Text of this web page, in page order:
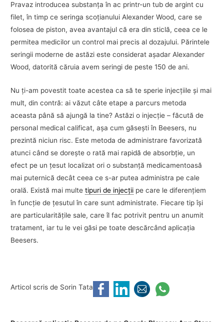
Pravaz introducea substanţa în ac printr-un tub de argint cu
filet, în timp ce seringa scoţianului Alexander Wood, care se
folosea de piston, avea avantajul că era din sticlă, ceea ce le
permitea medicilor un control mai precis al dozajului. Părintele
seringii moderne de astăzi este considerat aşadar Alexander
Wood, datorită căruia avem seringi de peste 150 de ani.
Nu ţi-am povestit toate acestea ca să te sperie injecţiile şi mai
mult, din contră: ai văzut câte etape a parcurs metoda
aceasta până să ajungă la tine? Astăzi o injecţie – făcută de
personal medical calificat, aşa cum găseşti în Beesers, nu
prezintă niciun risc. Este metoda de administrare favorizată
atunci când se doreşte o rată mai rapidă de absorbţie, un
efect pe un ţesut localizat ori o substanţă medicamentoasă
mai puternică decât ceea ce s-ar putea administra pe cale
orală. Există mai multetipuri de injecţii pe care le diferenţiem
în funcţie de ţesutul în care sunt administrate. Fiecare tip îşi
are particularităţile sale, care îl fac potrivit pentru un anumit
tratament, iar tu le vei găsi pe toate descărcând aplicaţia
Beesers.
Articol scris de Sorin Tata